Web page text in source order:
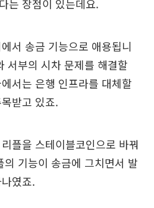
는 장점이 있는데요.
서 송금 기능으로 애용됩니
서부의 시차 문제를 해결할
서는 은행 인프라를 대체할
받고 있죠.
플을 스테이블코인으로 바꿔
기능이 송금에 그치면서 발
였죠.